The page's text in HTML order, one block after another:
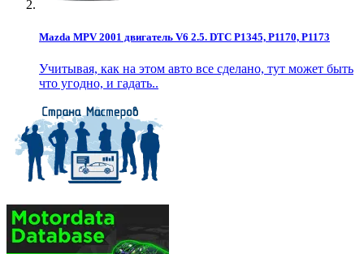
Mazda MPV 2001 двигатель V6 2.5. DTC P1345, P1170, P1173
Учитывая, как на этом авто все сделано, тут может быть
что угодно, и гадать..